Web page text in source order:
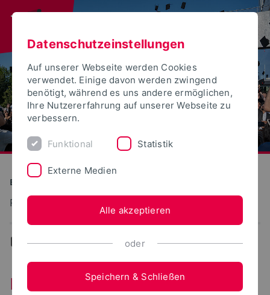
Bauen und Umwelt
Fachschaft
... Links
Links
Datenschutzeinstellungen
Auf unserer Webseite werden Cookies
verwendet. Einige davon werden zwingend
benötigt, während es uns andere ermöglichen,
Ihre Nutzererfahrung auf unserer Webseite zu
verbessern.
Funktional Statistik
Externe Medien
Alle akzeptieren
oder
Speichern & Schließen